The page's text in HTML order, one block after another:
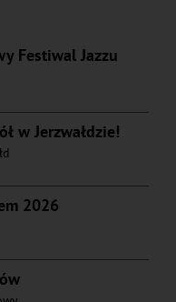
Festiwal Jazzu
w Jerzwałdzie!
2026